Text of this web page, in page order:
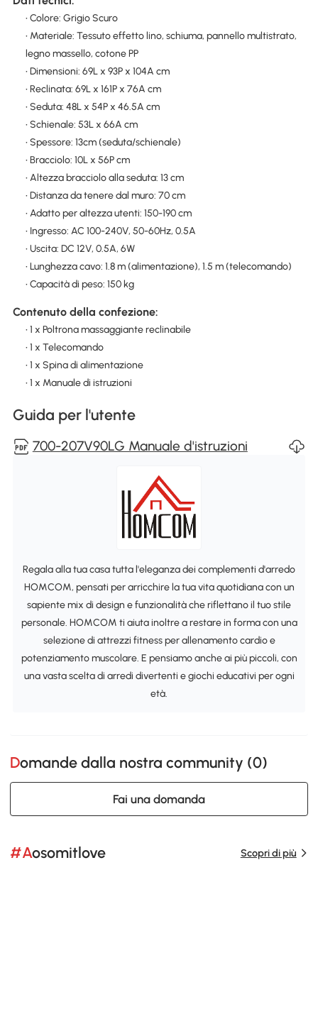
• Colore: Grigio Scuro
• Materiale: Tessuto effetto lino, schiuma, pannello multistrato,
legno massello, cotone PP
• Dimensioni: 69L x 93P x 104A cm
• Reclinata: 69L x 161P x 76A cm
• Seduta: 48L x 54P x 46.5A cm
• Schienale: 53L x 66A cm
• Spessore: 13cm (seduta/schienale)
• Bracciolo: 10L x 56P cm
• Altezza bracciolo alla seduta: 13 cm
• Distanza da tenere dal muro: 70 cm
• Adatto per altezza utenti: 150-190 cm
• Ingresso: AC 100-240V, 50-60Hz, 0.5A
• Uscita: DC 12V, 0.5A, 6W
• Lunghezza cavo: 1.8 m (alimentazione), 1.5 m (telecomando)
• Capacità di peso: 150 kg
Contenuto della confezione:
• 1 x Poltrona massaggiante reclinabile
• 1 x Telecomando
• 1 x Spina di alimentazione
• 1 x Manuale di istruzioni
Guida per l'utente
700-207V90LG Manuale d'istruzioni
Regala alla tua casa tutta l'eleganza dei complementi d'arredo
HOMCOM, pensati per arricchire la tua vita quotidiana con un
sapiente mix di design e funzionalità che riflettano il tuo stile
personale. HOMCOM ti aiuta inoltre a restare in forma con una
selezione di attrezzi fitness per allenamento cardio e
potenziamento muscolare. E pensiamo anche ai più piccoli, con
una vasta scelta di arredi divertenti e giochi educativi per ogni
età.
Domande dalla nostra community (0)
Fai una domanda
#Aosomitlove Scopri di più